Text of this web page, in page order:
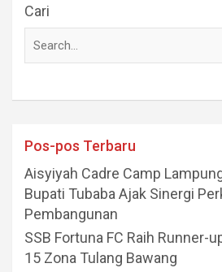
Cari
Pos-pos Terbaru
Aisyiyah Cadre Camp
Bupati Tubaba Ajak Sinergi
Pembangunan
SSB Fortuna FC Raih Runner-
15 Zona Tulang Bawang